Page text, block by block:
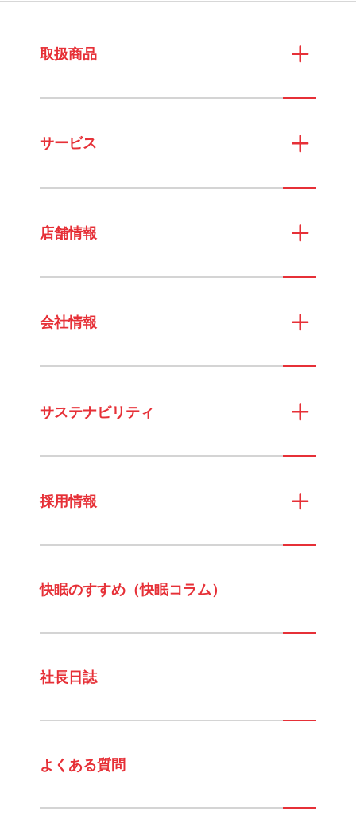
取扱商品
サービス
店舗情報
会社情報
サステナビリティ
採用情報
快眠のすすめ（快眠コラム）
社長日誌
よくある質問